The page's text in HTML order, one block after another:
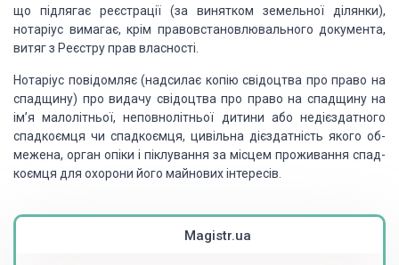
що підлягає реєстрації (за винятком земельної ділянки),
нотаріус вимагає, крім правовстановлювального документа,
витяг з Реєстру прав власності.
Нотаріус повідомляє (надсилає копію свідоцтва про право на
спадщину) про видачу свідоцтва про право на спадщину на
ім’я малолітньої, неповнолітньої дитини або недієздатного
спадкоємця чи спадкоємця, цивільна дієздатність якого об­
межена, орган опіки і піклування за місцем проживання спад­
коємця для охорони його майнових інтересів.
Magistr.ua